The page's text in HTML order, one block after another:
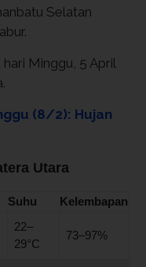
Selatan
Minggu, 5 April
(8/2): Hujan
Utara
Suhu Kelembapan
22–
29°C
73–97%